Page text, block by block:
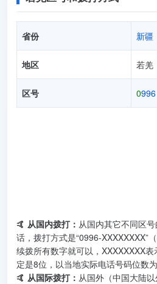
省份 新疆
地区 若羌
区号 0996
🤙 从国内拨打： 从国内其它不同区
话，拨打方式是“0996-XXXXXXXX”
续拨所有数字就可以，XXXXXXXX
定是8位，以当地实际电话号码位数为
🤙 从国际拨打： 从国外（中国大陆